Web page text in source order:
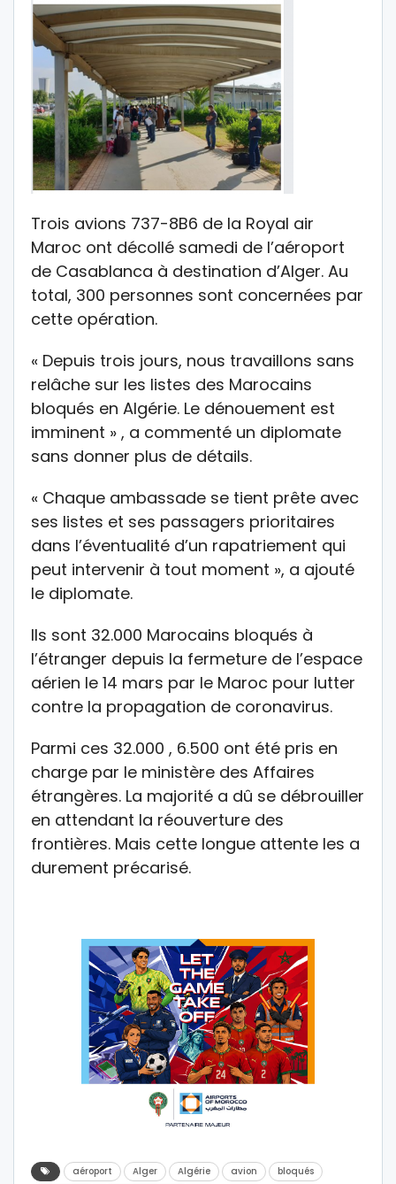
Trois avions 737-8B6 de la Royal air
Maroc ont décollé samedi de l’aéroport
de Casablanca à destination d’Alger. Au
total, 300 personnes sont concernées par
cette opération.
« Depuis trois jours, nous travaillons sans
relâche sur les listes des Marocains
bloqués en Algérie. Le dénouement est
imminent » , a commenté un diplomate
sans donner plus de détails.
« Chaque ambassade se tient prête avec
ses listes et ses passagers prioritaires
dans l’éventualité d’un rapatriement qui
peut intervenir à tout moment », a ajouté
le diplomate.
Ils sont 32.000 Marocains bloqués à
l’étranger depuis la fermeture de l’espace
aérien le 14 mars par le Maroc pour lutter
contre la propagation de coronavirus.
Parmi ces 32.000 , 6.500 ont été pris en
charge par le ministère des Affaires
étrangères. La majorité a dû se débrouiller
en attendant la réouverture des
frontières. Mais cette longue attente les a
durement précarisé.
aéroport Alger Algérie avion
bloqués